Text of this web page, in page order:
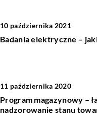
10 października 2021
Badania elektryczne –
11 października 2020
Program magazynowy –
nadzorowanie stanu